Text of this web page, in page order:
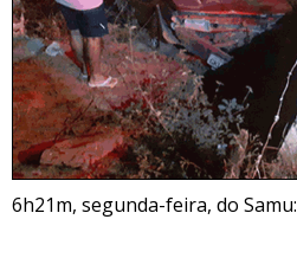
6h21m, segunda-feira, do Samu: